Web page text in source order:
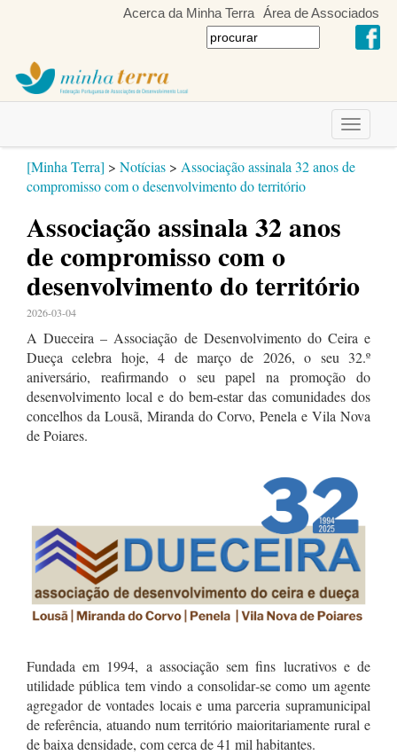
Acerca da Minha Terra Área de Associados
Toggle
[Minha Terra] > Notícias > Associação assinala 32 anos de
compromisso com o desenvolvimento do território
Associação assinala 32 anos
de compromisso com o
desenvolvimento do território
2026-03-04
A Dueceira – Associação de Desenvolvimento do Ceira e
Dueça celebra hoje, 4 de março de 2026, o seu 32.º
aniversário, reafirmando o seu papel na promoção do
desenvolvimento local e do bem‑estar das comunidades dos
concelhos da Lousã, Miranda do Corvo, Penela e Vila Nova
de Poiares.
Fundada em 1994, a associação sem fins lucrativos e de
utilidade pública tem vindo a consolidar‑se como um agente
agregador de vontades locais e uma parceria supramunicipal
de referência, atuando num território maioritariamente rural e
de baixa densidade, com cerca de 41 mil habitantes.